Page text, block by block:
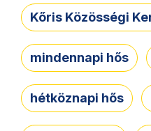
Kőris Közösségi
mindennapi hős
hétköznapi hős